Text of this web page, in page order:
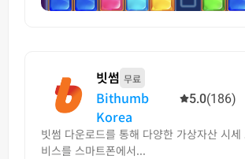
빗썸 무료
Bithumb
Korea
5.0(186)
빗썸 다운로드를 통해 다양한 가상자산 시세
비스를 스마트폰에서...